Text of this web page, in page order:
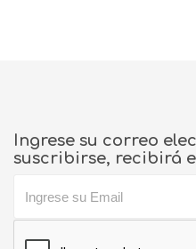
Ingrese su correo
suscribirse, recibirá